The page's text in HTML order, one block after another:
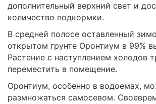
дополнительный верхний свет и
количество подкормки.
В средней полосе оставленный
открытом грунте Оронтиум в 99%
Растение с наступлением холодов
переместить в помещение.
Оронтиум, особенно в водоемах,
размножаться самосевом.